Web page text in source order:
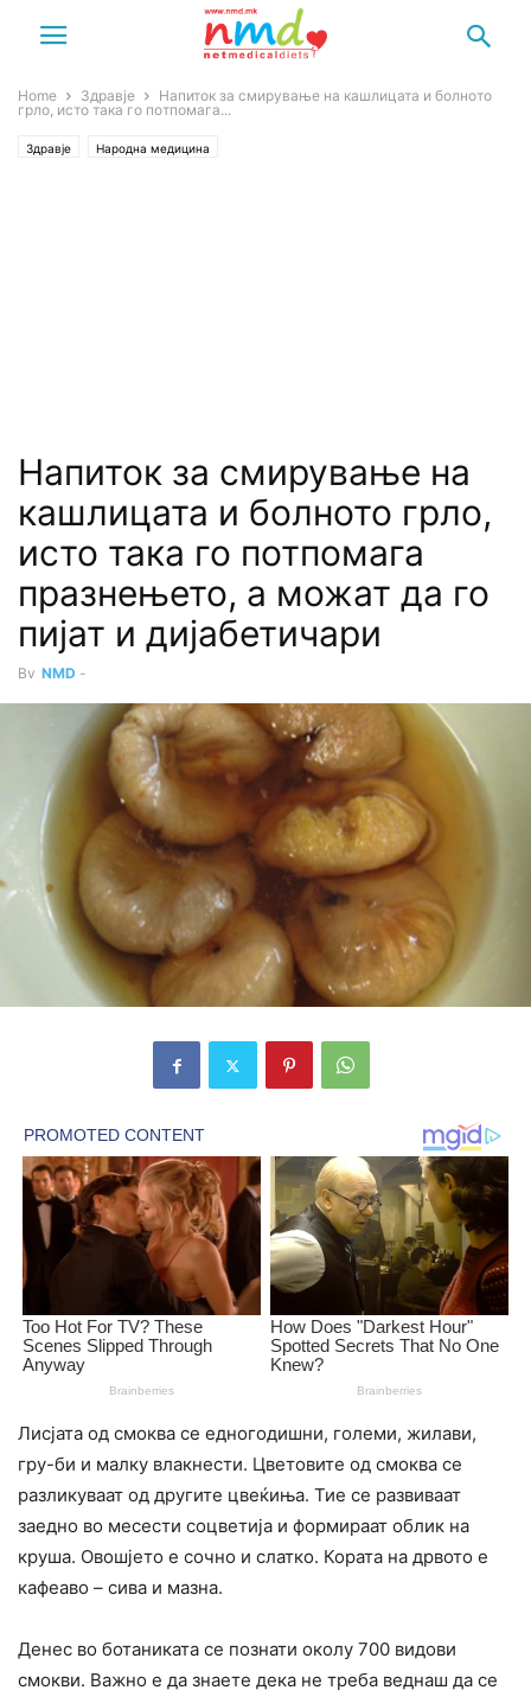
Home Здравје
Напиток за смирување на кашлицата и болното
грло, исто така го потпомага...
Здравје Народна медицина
Напиток за смирување на
кашлицата и болното грло,
исто така го потпомага
празнењето, а можат да го
пијат и дијабетичари
By NMD -
Лисјата од смоква се едногодишни, големи, жилави,
гру-би и малку влакнести. Цветовите од смоква се
разликуваат од другите цвеќиња. Тие се развиваат
заедно во месести соцветија и формираат облик на
круша. Овошјето е сочно и слатко. Кората на дрвото е
кафеаво – сива и мазна.
Денес во ботаниката се познати околу 700 видови
смокви. Важно е да знаете дека не треба веднаш да се